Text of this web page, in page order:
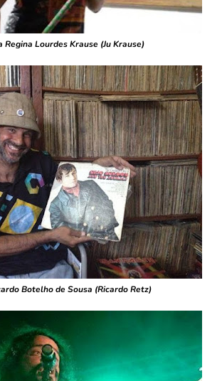
Regina Lourdes Krause (Ju Krause)
Botelho de Sousa (Ricardo Retz)